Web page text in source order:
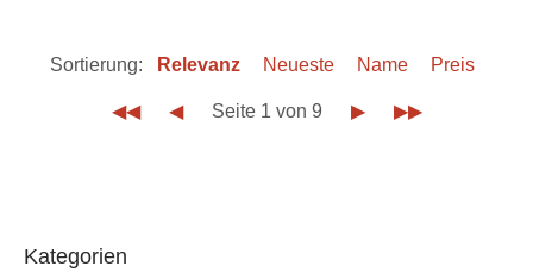
Sortierung: Relevanz Neueste Name Preis
◀◀ ◀ Seite 1 von 9 ▶ ▶▶
Kategorien